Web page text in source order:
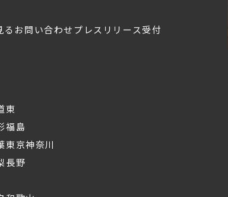
る お問い合わせ プレスリリース受付
東
福島
東京神奈川
長野